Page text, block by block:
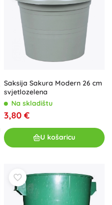
Saksija Sakura Modern 26 cm
svjetlozelena
Na skladištu
3,80 €
U košaricu